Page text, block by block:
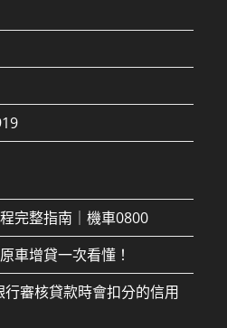
完整指南｜機車0800
車增貸一次看懂！
行審核貸款時會扣分的信用